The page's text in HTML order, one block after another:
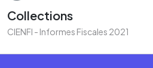
Collections
CIENFI - Informes Fiscales 2021